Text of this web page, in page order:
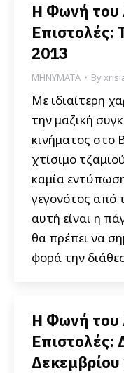
Η Φωνή
Επιστολές:
2013
ΜΗΝΥΜΑΤΑ By
Με ιδιαίτερη
την μαζική
κινήματος στο
χτίσιμο
καμία
γεγονότος από
αυτή είναι η
θα πρέπει να
φορά την
Η Φωνή
Επιστολές: